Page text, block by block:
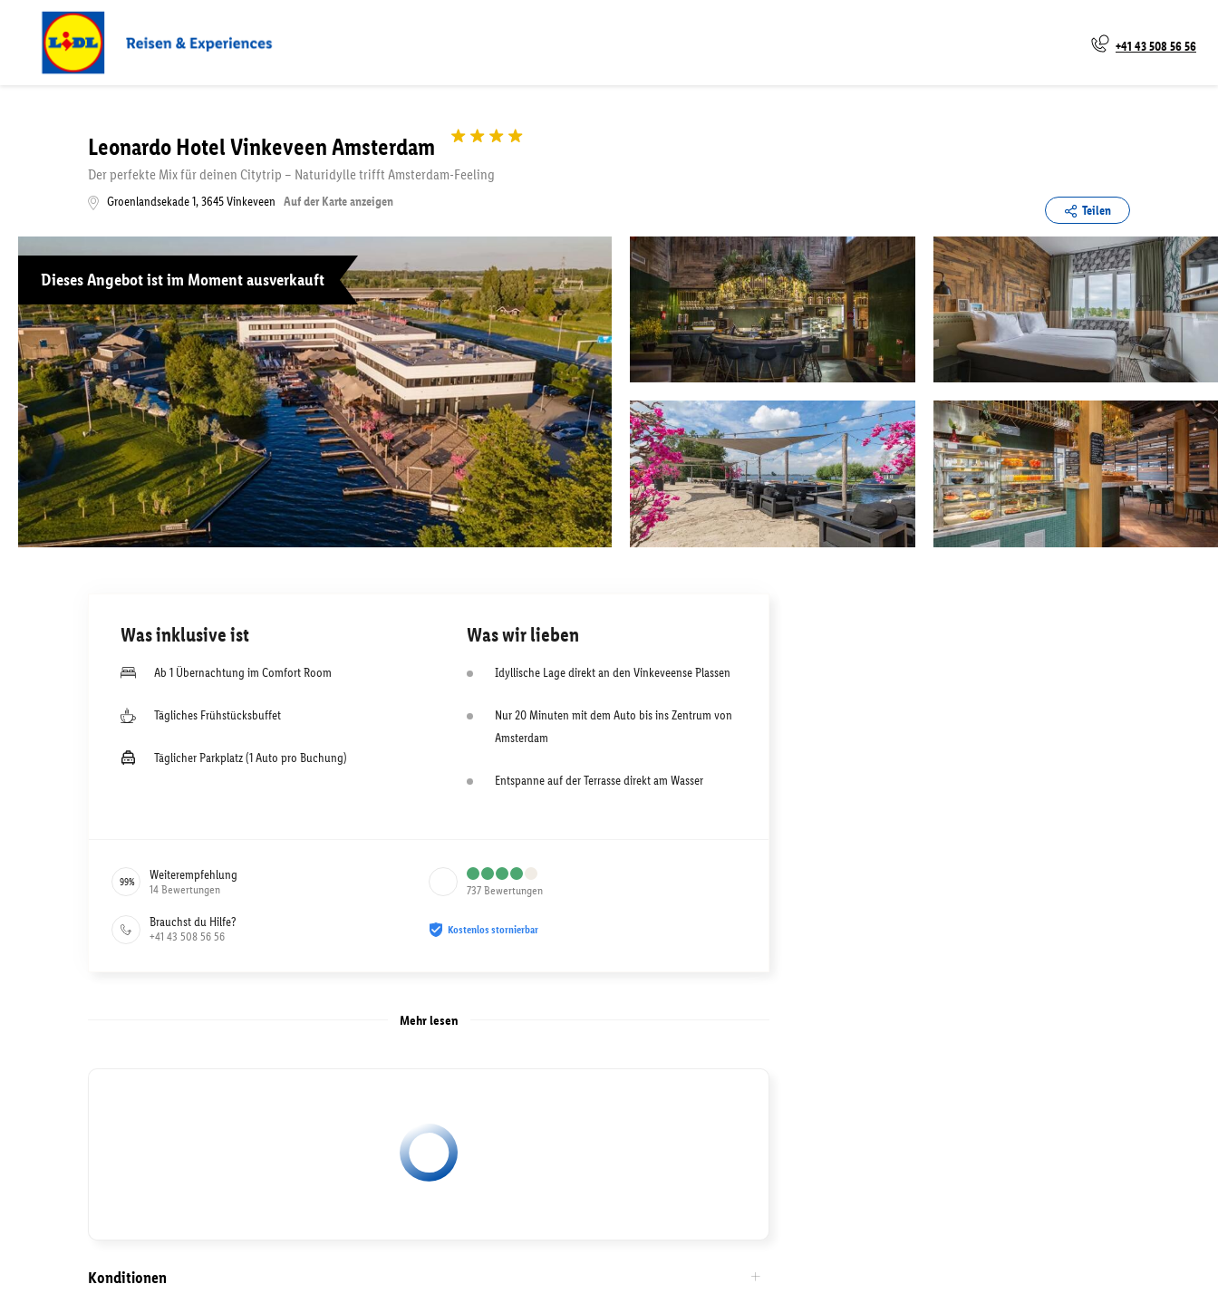
+41 43 508 56 56
Leonardo Hotel Vinkeveen Amsterdam
Der perfekte Mix für deinen Citytrip – Naturidylle trifft Amsterdam-Feeling
Groenlandsekade 1,3645Vinkeveen Auf der Karte anzeigen
Teilen
Dieses Angebot ist im Moment ausverkauft
Was inklusive ist
Ab 1 Übernachtung im Comfort Room
Tägliches Frühstücksbuffet
Täglicher Parkplatz (1 Auto pro Buchung)
Was wir lieben
Idyllische Lage direkt an den Vinkeveense Plassen
Nur 20 Minuten mit dem Auto bis ins Zentrum von
Amsterdam
Entspanne auf der Terrasse direkt am Wasser
99% Weiterempfehlung
14 Bewertungen 737 Bewertungen
Brauchst du Hilfe?
+41 43 508 56 56 Kostenlos stornierbar
Mehr lesen
Konditionen